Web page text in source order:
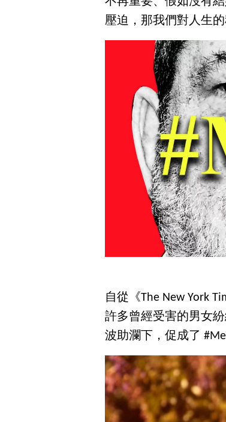
壓迫，那我們對人生
自從《The New York
許多曾經受害的男女
波助瀾下，促成了